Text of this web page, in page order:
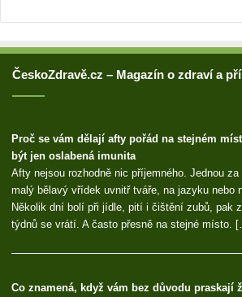
ČeskoZdravě.cz – Magazín o zdraví a
Proč se vám dělají afty pořád na stejném
být jen oslabená imunita
Afty nejsou rozhodně nic příjemného. Jednou
malý bělavý vřídek uvnitř tváře, na jazyku nebo
Několik dní bolí při jídle, pití i čištění zubů, pak
týdnů se vrátí. A často přesně na stejné místo.
Co znamená, když vám bez důvodu praskají